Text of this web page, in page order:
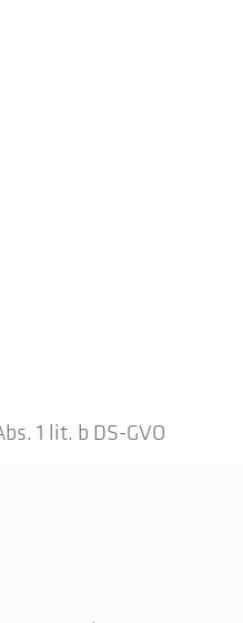
1 lit. b DS-GVO